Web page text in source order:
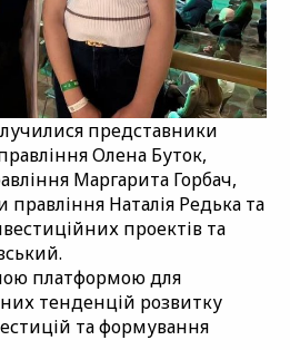
представники
Олена Буток,
Маргарита Горбач,
правління Наталія Редька та
проектів та
платформою для
тенденцій розвитку
та формування